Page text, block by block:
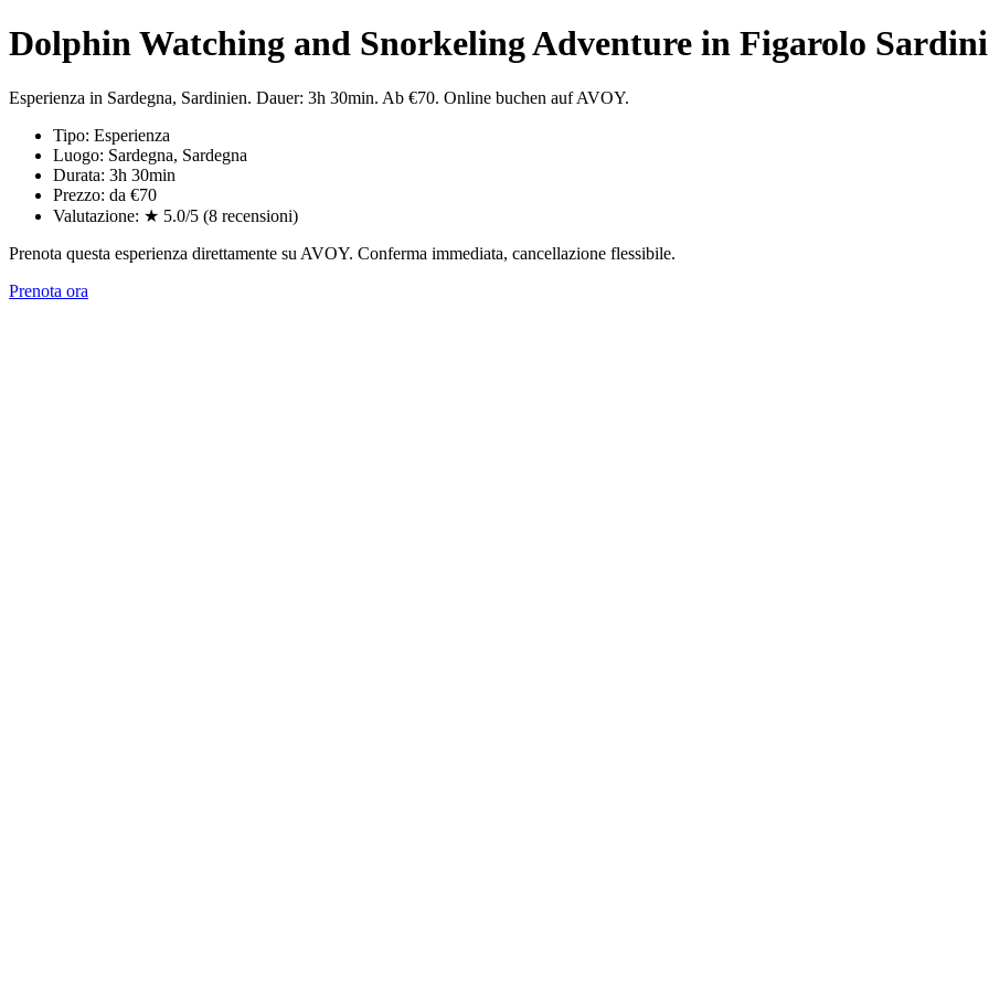
Dolphin Watching and Snorkeling Adventure in Figarolo
Esperienza in Sardegna, Sardinien. Dauer: 3h 30min. Ab €70. Online buchen auf AVOY.
Tipo: Esperienza
Luogo: Sardegna, Sardegna
Durata: 3h 30min
Prezzo: da €70
Valutazione: ★ 5.0/5 (8 recensioni)
Prenota questa esperienza direttamente su AVOY. Conferma immediata, cancellazione flessibile.
Prenota ora